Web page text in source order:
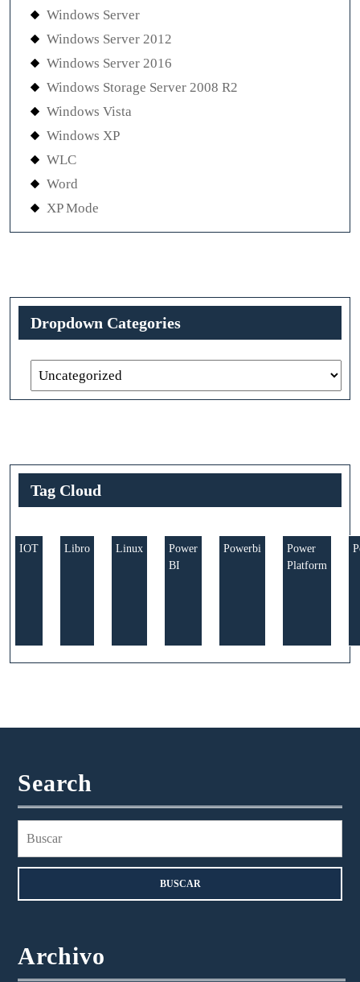
Windows Server
Windows Server 2012
Windows Server 2016
Windows Storage Server 2008 R2
Windows Vista
Windows XP
WLC
Word
XP Mode
Dropdown Categories
Tag Cloud
IOT Libro Linux
Power
BI
Powerbi
Power
Platform
Search
Archivo